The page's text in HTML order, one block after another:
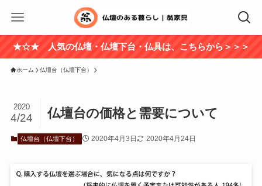
★☆★ 人気の仏壇・仏壇下台・仏具は、こちらから＞＞＞
ホーム 仏壇台（仏壇下台）
仏壇台の価格と需要について
2020
4/24
仏壇台（仏壇下台） 2020年4月3日 2020年4月24日